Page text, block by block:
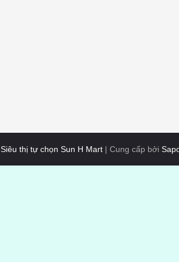
Siêu thị tự chọn Sun H Mart| Cung cấp bởi